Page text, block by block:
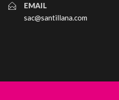
EMAIL
sac@santillana.com